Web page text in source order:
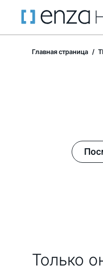
Главная страница
Только